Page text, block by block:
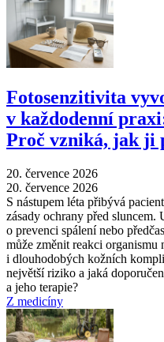
Fotosenzitivita
v každodenní
Proč vzniká, jak ji
20. července 2026
20. července 2026
S nástupem léta přibývá
zásady ochrany před sluncem.
o prevenci spálení nebo
může změnit reakci
i dlouhodobých kožních
největší riziko a jaká
a jeho terapie?
Z medicíny